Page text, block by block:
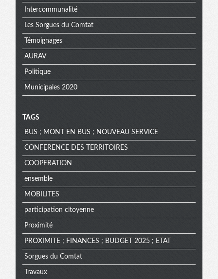
Intercommunalité
Les Sorgues du Comtat
Témoignages
AURAV
Politique
Municipales 2020
TAGS
BUS ; MONT EN BUS ; NOUVEAU SERVICE
CONFERENCE DES TERRITOIRES
COOPERATION
ensemble
MOBILITES
participation citoyenne
Proximité
PROXIMITE ; FINANCES ; BUDGET 2025 ; ETAT
Sorgues du Comtat
Travaux